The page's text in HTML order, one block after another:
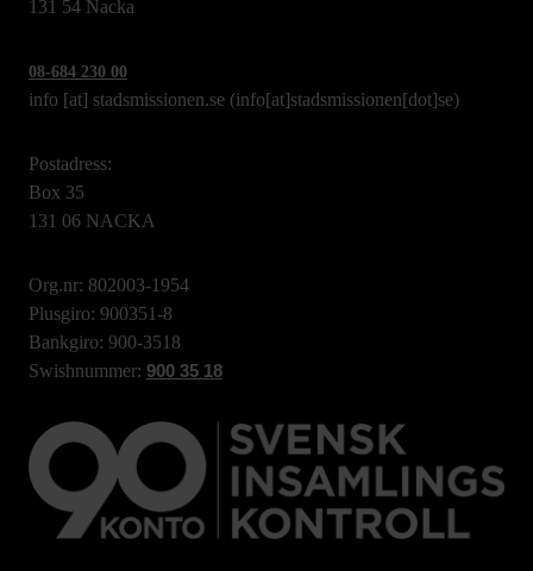
131 54 Nacka
08-684 230 00
info [at] stadsmissionen.se (info[at]stadsmissionen[dot]se)
Postadress:
Box 35
131 06 NACKA
Org.nr: 802003-1954
Plusgiro: 900351-8
Bankgiro: 900-3518
Swishnummer: 900 35 18